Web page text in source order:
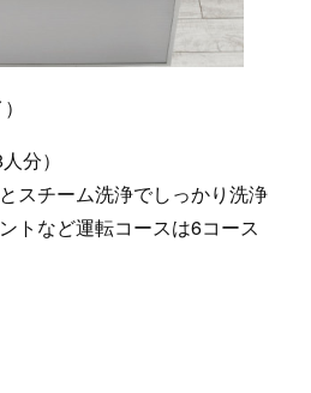
分）
スチーム洗浄でしっかり洗浄
トなど運転コースは6コース